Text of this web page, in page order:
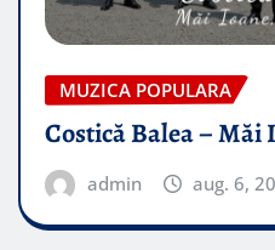
MUZICA POPULARA
Costică Balea – Măi
admin aug. 6,